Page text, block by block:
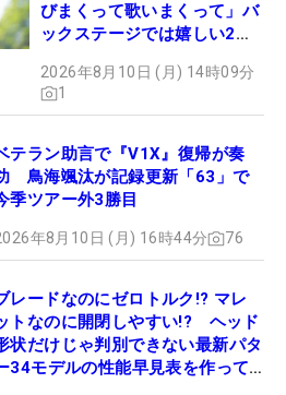
びまくって歌いまくって」バ
ックステージでは嬉しい2シ
2026年8月10日 (月) 14時09分
1
テラン助言で『V1X』復帰が奏
鳥海颯汰が記録更新「63」で
季ツアー外3勝目
年8月10日 (月) 16時44分 76
レードなのにゼロトルク!? マレ
トなのに開閉しやすい!? ヘッド
状だけじゃ判別できない最新パタ
34モデルの性能早見表を作って